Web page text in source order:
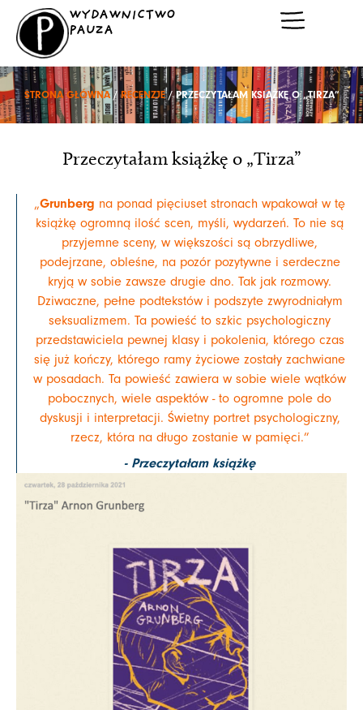
Przejdź
treści
WYDAWNICTWO
PAUZA
STRONA GŁÓWNA/RECENZJE/ PRZECZYTAŁAM KSIĄŻKĘ O „TIRZA”
Przeczytałam książkę o „Tirza”
„Grunberg na ponad pięciuset stronach wpakował w tę
książkę ogromną ilość scen, myśli, wydarzeń. To nie są
przyjemne sceny, w większości są obrzydliwe,
podejrzane, obleśne, na pozór pozytywne i serdeczne
kryją w sobie zawsze drugie dno. Tak jak rozmowy.
Dziwaczne, pełne podtekstów i podszyte zwyrodniałym
seksualizmem. Ta powieść to szkic psychologiczny
przedstawiciela pewnej klasy i pokolenia, którego czas
się już kończy, którego ramy życiowe zostały zachwiane
w posadach. Ta powieść zawiera w sobie wiele wątków
pobocznych, wiele aspektów - to ogromne pole do
dyskusji i interpretacji. Świetny portret psychologiczny,
rzecz, która na długo zostanie w pamięci.”
- Przeczytałam książkę